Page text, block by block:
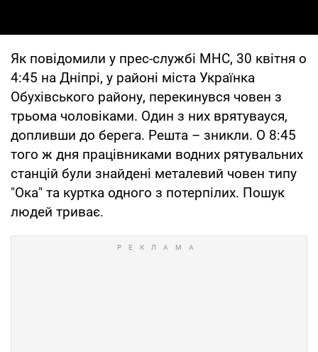
Як повідомили у прес-службі МНС, 30 квітня о
4:45 на Дніпрі, у районі міста Українка
Обухівського району, перекинувся човен з
трьома чоловіками. Один з них врятувауся,
допливши до берега. Решта – зникли. О 8:45
того ж дня працівниками водних рятувальних
станцій були знайдені металевий човен типу
"Ока" та куртка одного з потерпілих. Пошук
людей триває.